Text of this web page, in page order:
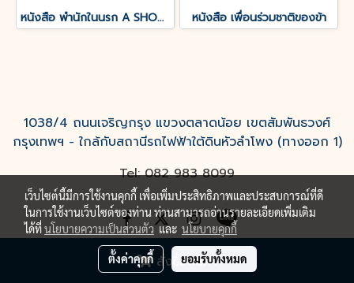
สั่งซื้อสินค้า
หนังสือ พำนักในนรก A SHORT STAY IN HELL หนังสือ เพื่อนร่วมชาติของข้า
1038/4 ถนนเจริญกรุง แขวงตลาดน้อย เขตสัมพันธวงศ์
กรุงเทพฯ - ใกล้กับสถานีรถไฟฟ้าใต้ดินหัวลำโพง (ทางออก 1)
Tel: 082 983 8099
เว็บไซต์นี้มีการใช้งานคุกกี้ เพื่อเพิ่มประสิทธิภาพและประสบการณ์ที่ดี
ในการใช้งานเว็บไซต์ของท่าน ท่านสามารถอ่านรายละเอียดเพิ่มเติม
ได้ที่นโยบายความเป็นส่วนตัวและ นโยบายคุกกี้
ตั้งค่าคุกกี้ ยอมรับทั้งหมด